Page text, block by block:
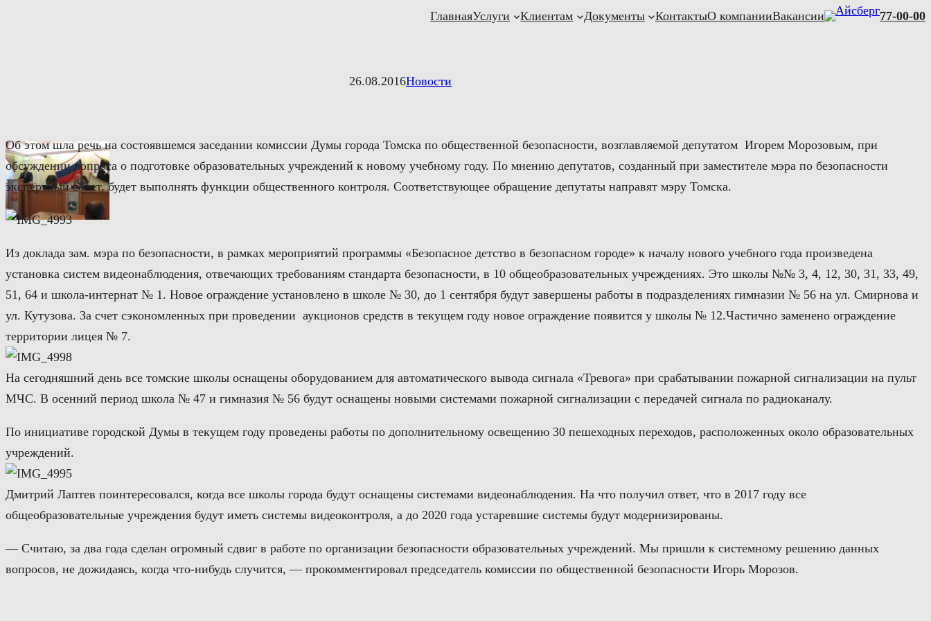
ГлавнаяУслуги Клиентам Документы КонтактыО компанииВакансии 77-00-00
26.08.2016Новости
Об этом шла речь на состоявшемся заседании комиссии Думы города Томска по общественной безопасности, возглавляемой депутатом Игорем Морозовым, при
обсуждении вопроса о подготовке образовательных учреждений к новому учебному году. По мнению депутатов, созданный при заместителе мэра по безопасности
экспертный совет, будет выполнять функции общественного контроля. Соответствующее обращение депутаты направят мэру Томска.
Из доклада зам. мэра по безопасности, в рамках мероприятий программы «Безопасное детство в безопасном городе» к началу нового учебного года произведена
установка систем видеонаблюдения, отвечающих требованиям стандарта безопасности, в 10 общеобразовательных учреждениях. Это школы №№ 3, 4, 12, 30, 31, 33, 49,
51, 64 и школа-интернат № 1. Новое ограждение установлено в школе № 30, до 1 сентября будут завершены работы в подразделениях гимназии № 56 на ул. Смирнова и
ул. Кутузова. За счет сэкономленных при проведении аукционов средств в текущем году новое ограждение появится у школы № 12.Частично заменено ограждение
территории лицея № 7.
На сегодняшний день все томские школы оснащены оборудованием для автоматического вывода сигнала «Тревога» при срабатывании пожарной сигнализации на пульт
МЧС. В осенний период школа № 47 и гимназия № 56 будут оснащены новыми системами пожарной сигнализации с передачей сигнала по радиоканалу.
По инициативе городской Думы в текущем году проведены работы по дополнительному освещению 30 пешеходных переходов, расположенных около образовательных
учреждений.
Дмитрий Лаптев поинтересовался, когда все школы города будут оснащены системами видеонаблюдения. На что получил ответ, что в 2017 году все
общеобразовательные учреждения будут иметь системы видеоконтроля, а до 2020 года устаревшие системы будут модернизированы.
— Считаю, за два года сделан огромный сдвиг в работе по организации безопасности образовательных учреждений. Мы пришли к системному решению данных
вопросов, не дожидаясь, когда что-нибудь случится, — прокомментировал председатель комиссии по общественной безопасности Игорь Морозов.